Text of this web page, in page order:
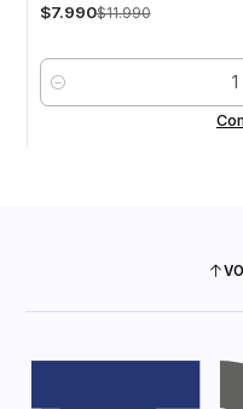
$7.990$11.990
Cantidad